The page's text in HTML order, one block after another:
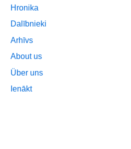
Hronika
Dalībnieki
Arhīvs
About us
Über uns
Ienākt